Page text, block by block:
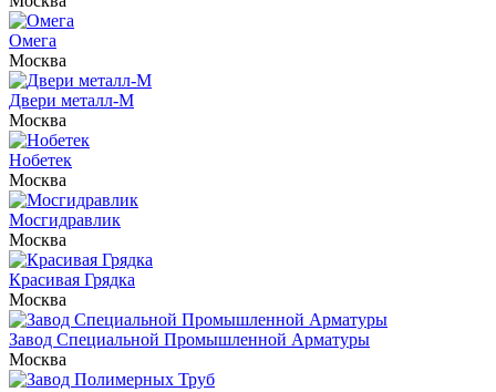
Омега
Москва
Двери металл-М
Москва
Нобетек
Москва
Мосгидравлик
Москва
Красивая Грядка
Москва
Завод Специальной Промышленной Арматуры
Москва